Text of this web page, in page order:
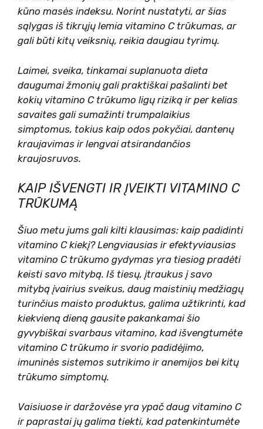
kūno masės indeksu. Norint nustatyti, ar šias
sąlygas iš tikrųjų lemia vitamino C trūkumas, ar
gali būti kitų veiksnių, reikia daugiau tyrimų.
Laimei, sveika, tinkamai suplanuota dieta
daugumai žmonių gali praktiškai pašalinti bet
kokių vitamino C trūkumo ligų riziką ir per kelias
savaites gali sumažinti trumpalaikius
simptomus, tokius kaip odos pokyčiai, dantenų
kraujavimas ir lengvai atsirandančios
kraujosruvos.
KAIP IŠVENGTI IR ĮVEIKTI VITAMINO C
TRŪKUMĄ
Šiuo metu jums gali kilti klausimas: kaip padidinti
vitamino C kiekį? Lengviausias ir efektyviausias
vitamino C trūkumo gydymas yra tiesiog pradėti
keisti savo mitybą. Iš tiesų, įtraukus į savo
mitybą įvairius sveikus, daug maistinių medžiagų
turinčius maisto produktus, galima užtikrinti, kad
kiekvieną dieną gausite pakankamai šio
gyvybiškai svarbaus vitamino, kad išvengtumėte
vitamino C trūkumo ir svorio padidėjimo,
imuninės sistemos sutrikimo ir anemijos bei kitų
trūkumo simptomų.
Vaisiuose ir daržovėse yra ypač daug vitamino C
ir paprastai jų galima tiekti, kad patenkintumėte